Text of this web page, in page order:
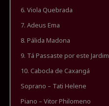
6. Viola Quebrada
7. Adeus Ema
8. Pálida Madona
9. Tá Passaste por este Jardim
10. Cabocla de Caxangá
Soprano – Tati Helene
Piano – Vitor Philomeno